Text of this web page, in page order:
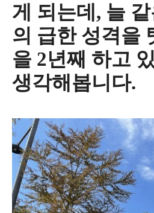
게 되는데, 늘
의 급한 성격을
을 2년째 하고
생각해봅니다.